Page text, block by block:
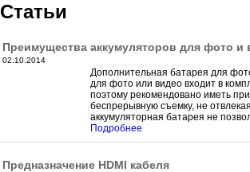
Статьи
Преимущества аккумуляторов для фото и
02.10.2014
Дополнительная батарея для
для фото или видео входит в
поэтому рекомендовано иметь
беспрерывную съемку, не
аккумуляторная батарея не
Подробнее
Предназначение HDMI кабеля